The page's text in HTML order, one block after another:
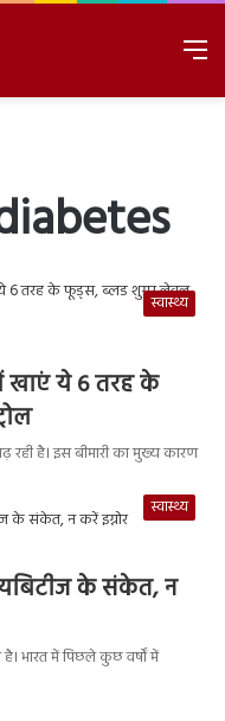
स्वास्थ्य
खाएं ये 6 तरह के
रही है। इस बीमारी का मुख्य कारण
स्वास्थ्य
के संकेत, न
भारत में पिछले कुछ वर्षों में